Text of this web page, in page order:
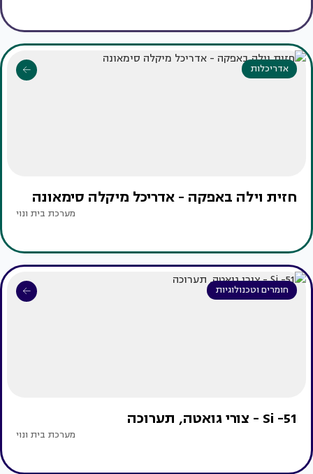
אדריכלות
חזית וילה באפקה - אדריכל מיקלה סימאונה
מערכת בית ונוי
חומרים וטכנולוגיות
Si -51 - צורי גואטה, תערוכה
מערכת בית ונוי